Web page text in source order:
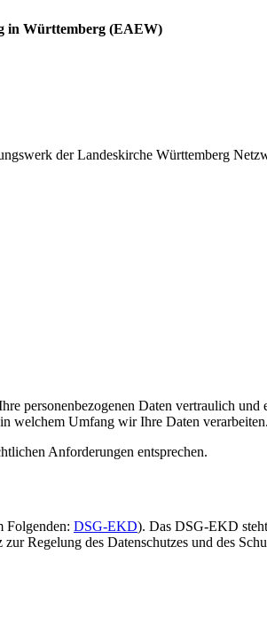
in Württemberg (EAEW)
der Landeskirche Württemberg
personenbezogenen Daten vertraulich
welchem Umfang wir Ihre Daten verarbeiten.
Anforderungen entsprechen.
Folgenden: DSG-EKD). Das DSG-EKD
Regelung des Datenschutzes und des